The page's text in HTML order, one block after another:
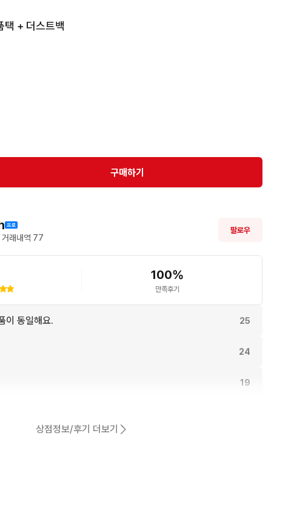
+ 더스트백
크한 디자인 🎈
, 테블릿 등 수납가능
기 좋은 아이템🎁
👇 👇 👇 👇
부탁드립니다 🙏
으로 합니다 🎁
화는 네고를.. 🥰
구매하기
거래내역 77
팔로우
100%
만족후기
이 동일해요. 25
24
19
상점정보/후기 더보기